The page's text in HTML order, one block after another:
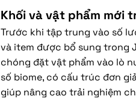
Khối và vật phẩm mới
Trước khi tập trung vào số
và item được bổ sung trong
chóng đặt vật phẩm vào lò
số biome, có cấu trúc đơn
giúp nâng cao trải nghiệm